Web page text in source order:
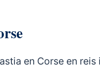
en Corse en